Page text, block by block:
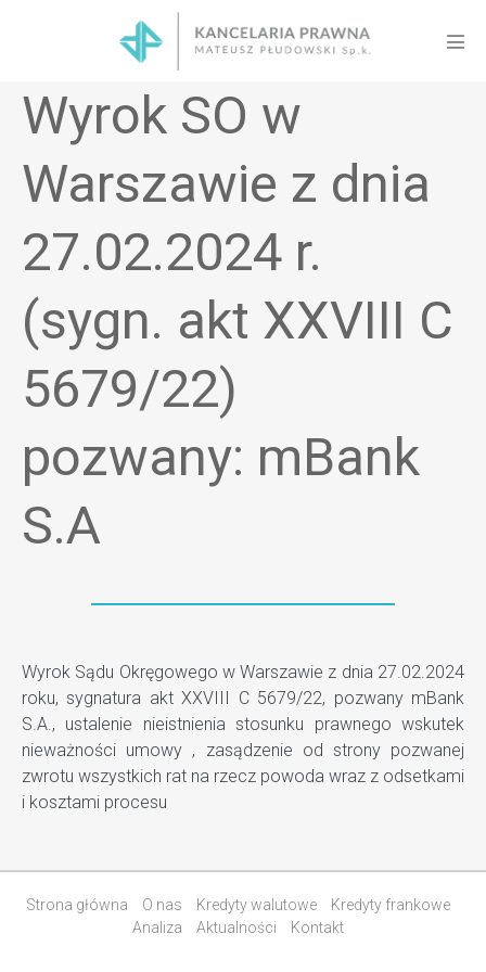
Wyrok SO w
Warszawie z dnia
27.02.2024 r.
(sygn. akt XXVIII C
5679/22)
pozwany: mBank
S.A
Wyrok Sądu Okręgowego w Warszawie z dnia 27.02.2024
roku, sygnatura akt XXVIII C 5679/22, pozwany mBank
S.A., ustalenie nieistnienia stosunku prawnego wskutek
nieważności umowy , zasądzenie od strony pozwanej
zwrotu wszystkich rat na rzecz powoda wraz z odsetkami
i kosztami procesu
Strona główna O nas Kredyty walutowe
Kredyty frankowe
Analiza
Aktualności Kontakt